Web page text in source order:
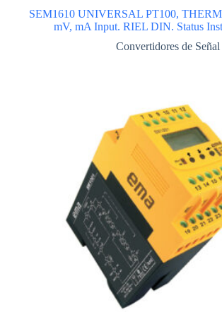
SEM1610 UNIVERSAL PT100,
mV, mA Input. RIEL DIN. Status
Convertidores de Señal